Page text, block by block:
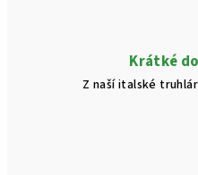
Krátké
Z naší italské